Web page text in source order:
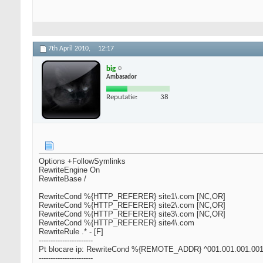
7th April 2010, 12:17
big
Ambasador
Reputatie: 38
Options +FollowSymlinks
RewriteEngine On
RewriteBase /
RewriteCond %{HTTP_REFERER} site1\.com [NC,OR]
RewriteCond %{HTTP_REFERER} site2\.com [NC,OR]
RewriteCond %{HTTP_REFERER} site3\.com [NC,OR]
RewriteCond %{HTTP_REFERER} site4\.com
RewriteRule .* - [F]
-----------------------
Pt blocare ip: RewriteCond %{REMOTE_ADDR} ^001.001.001.001
-----------------------